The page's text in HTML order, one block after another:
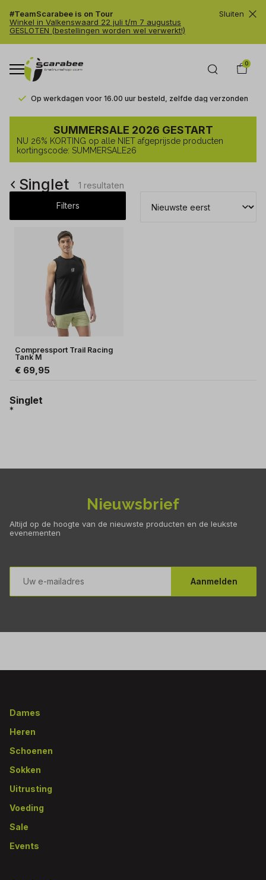
#TeamScarabee is on Tour
Winkel in Valkenswaard 22 juli t/m 7 augustus
GESLOTEN (bestellingen worden wel verwerkt!)
Sluiten
0
Op werkdagen voor 16.00 uur besteld, zelfde dag verzonden
Singlet
Trailrunshop
SUMMERSALE 2026 GESTART
NU 26% KORTING op alle NIET afgeprijsde producten
kortingscode: SUMMERSALE26
Singlet 1 resultaten
Filters
Compressport Trail Racing
Tank M
€ 69,95
Singlet
*
Nieuwsbrief
Altijd op de hoogte van de nieuwste producten en de leukste
evenementen
E-
mailadres
Aanmelden
Footer
Dames
Heren
Schoenen
Sokken
Uitrusting
Voeding
Sale
Events